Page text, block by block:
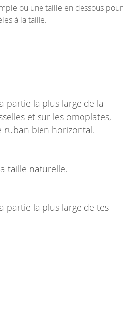
ou une taille en dessous pour
à la taille.
partie la plus large de la
et sur les omoplates,
ruban bien horizontal.
taille naturelle.
partie la plus large de tes